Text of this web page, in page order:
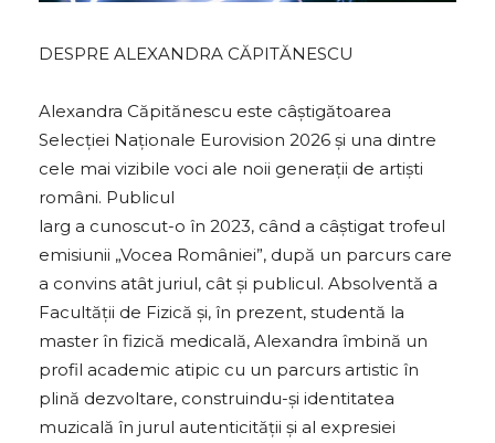
DESPRE ALEXANDRA CĂPITĂNESCU
Alexandra Căpitănescu este câștigătoarea
Selecției Naționale Eurovision 2026 și una dintre
cele mai vizibile voci ale noii generații de artiști
români. Publicul
larg a cunoscut-o în 2023, când a câștigat trofeul
emisiunii „Vocea României”, după un parcurs care
a convins atât juriul, cât și publicul. Absolventă a
Facultății de Fizică și, în prezent, studentă la
master în fizică medicală, Alexandra îmbină un
profil academic atipic cu un parcurs artistic în
plină dezvoltare, construindu-și identitatea
muzicală în jurul autenticității și al expresiei